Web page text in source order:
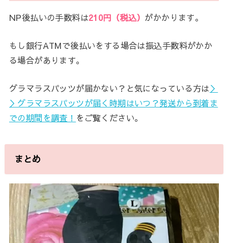
NP後払いの手数料は210円（税込） がかかります。
もし銀行ATMで後払いをする場合は振込手数料がかか
る場合があります。
グラマラスパッツが届かない？と気になっている方は＞
＞グラマラスパッツが届く時期はいつ？発送から到着ま
での期間を調査！ をご覧ください。
まとめ